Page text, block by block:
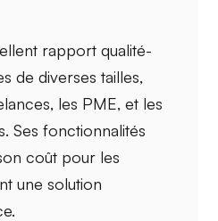
rapport qualité-
de diverses tailles,
, les PME, et les
Ses fonctionnalités
coût pour les
une solution